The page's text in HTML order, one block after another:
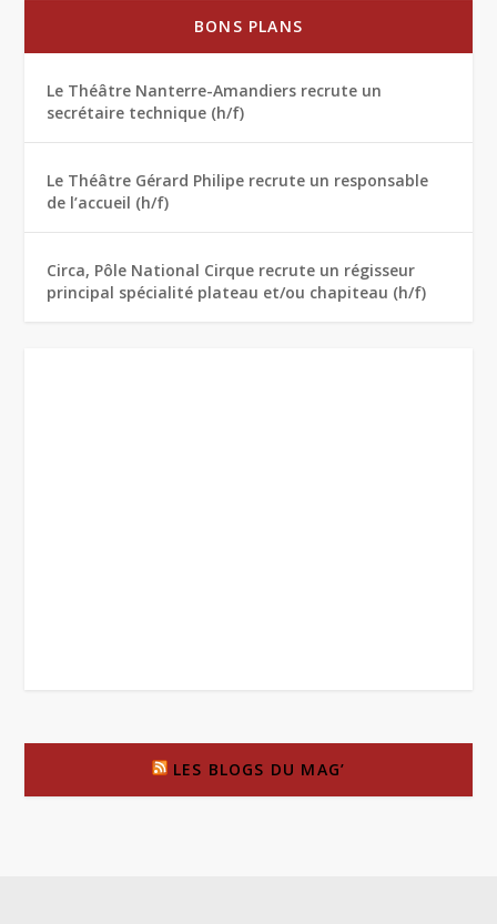
BONS PLANS
Le Théâtre Nanterre-Amandiers recrute un
secrétaire technique (h/f)
Le Théâtre Gérard Philipe recrute un responsable
de l’accueil (h/f)
Circa, Pôle National Cirque recrute un régisseur
principal spécialité plateau et/ou chapiteau (h/f)
LES BLOGS DU MAG’